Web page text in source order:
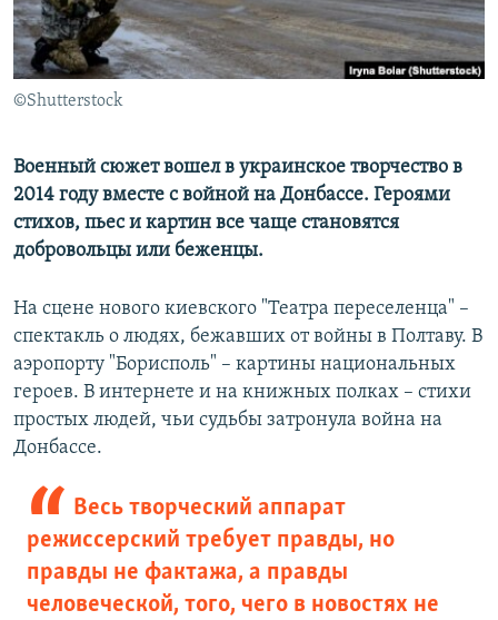
ПОБЕДИТЕЛЕЙ НЕ СУДЯТ?
КРЫМ.НЕПОКОРЕННЫЙ
ELIFBE
ПРИСОЕДИНЯЙТЕСЬ!
Все сайты RFE/RL
©Shutterstock
Военный сюжет вошел в украинское творчество в
2014 году вместе с войной на Донбассе. Героями
стихов, пьес и картин все чаще становятся
добровольцы или беженцы.
На сцене нового киевского "Театра переселенца" –
спектакль о людях, бежавших от войны в Полтаву. В
аэропорту "Борисполь" – картины национальных
героев. В интернете и на книжных полках – стихи
простых людей, чьи судьбы затронула война на
Донбассе.
Весь творческий аппарат
режиссерский требует правды, но
правды не фактажа, а правды
человеческой, того, чего в новостях не